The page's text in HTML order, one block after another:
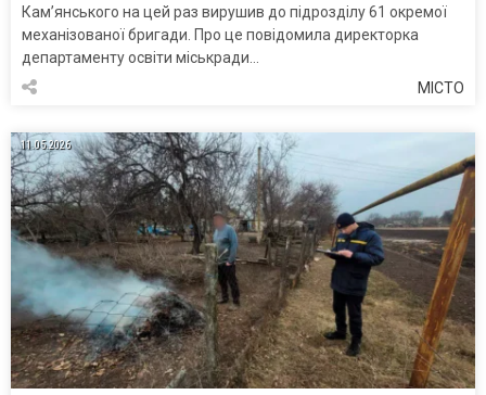
Кам’янського на цей раз вирушив до підрозділу 61 окремої
механізованої бригади. Про це повідомила директорка
департаменту освіти міськради…
МІСТО
11.05.2026